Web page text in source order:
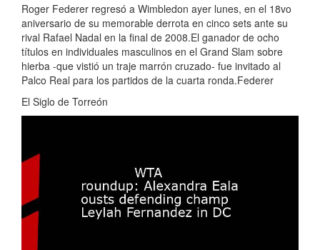
Roger Federer regresó a Wimbledon ayer lunes, en el 18vo
aniversario de su memorable derrota en cinco sets ante su
rival Rafael Nadal en la final de 2008.El ganador de ocho
títulos en individuales masculinos en el Grand Slam sobre
hierba -que vistió un traje marrón cruzado- fue invitado al
Palco Real para los partidos de la cuarta ronda.Federer
El Siglo de Torreón